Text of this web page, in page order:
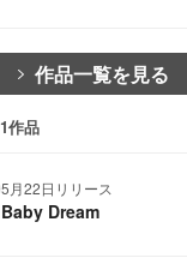
作品一覧を見る
作品
月22日リリース
Dream